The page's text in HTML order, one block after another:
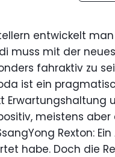
entwickelt
muss mit der
fahraktiv zu
ist ein
Erwartungshaltung
meistens aber
Rexton:
habe. Doch die